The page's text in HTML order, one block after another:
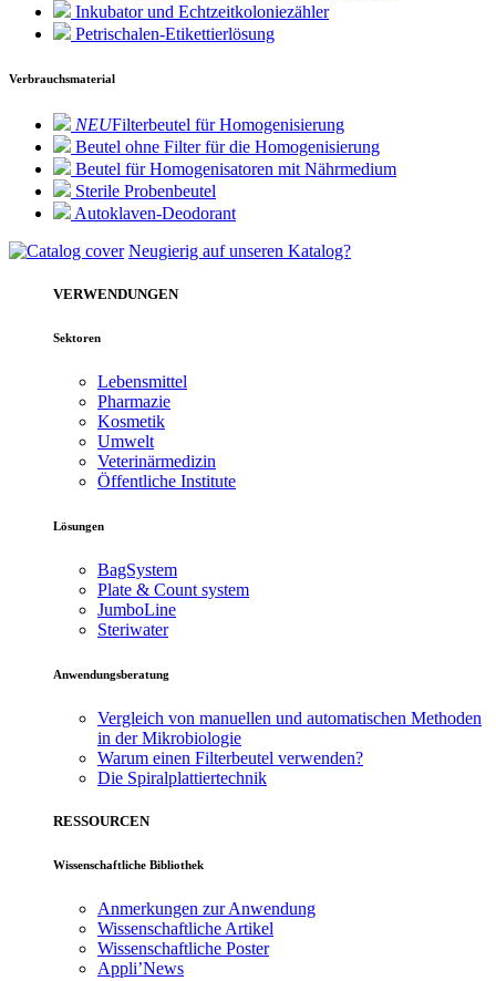
Inkubator und Echtzeitkoloniezähler
Petrischalen-Etikettierlösung
Verbrauchsmaterial
NEUFilterbeutel für Homogenisierung
Beutel ohne Filter für die Homogenisierung
Beutel für Homogenisatoren mit Nährmedium
Sterile Probenbeutel
Autoklaven-Deodorant
Neugierig auf unseren Katalog?
VERWENDUNGEN
Sektoren
Lebensmittel
Pharmazie
Kosmetik
Umwelt
Veterinärmedizin
Öffentliche Institute
Lösungen
BagSystem
Plate & Count system
JumboLine
Steriwater
Anwendungsberatung
Vergleich von manuellen und automatischen Methoden
in der Mikrobiologie
Warum einen Filterbeutel verwenden?
Die Spiralplattier­technik
RESSOURCEN
Wissenschaftliche Bibliothek
Anmerkungen zur Anwendung
Wissenschaftliche Artikel
Wissenschaftliche Poster
Appli’News